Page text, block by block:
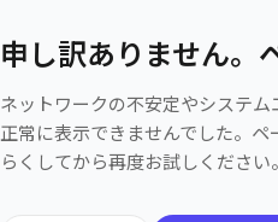
申し訳ありません。
ネットワークの不安定やシステム
正常に表示できませんでした。
らくしてから再度お試しください。